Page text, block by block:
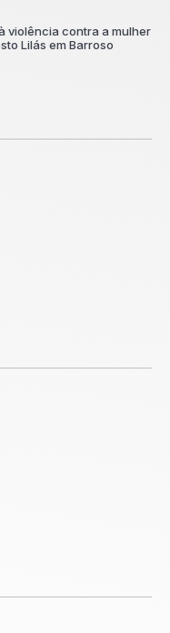
violência contra a mulher
Lilás em Barroso